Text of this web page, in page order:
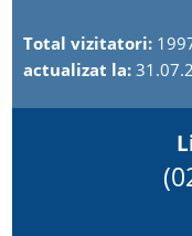
Total vizitatori:
actualizat la: